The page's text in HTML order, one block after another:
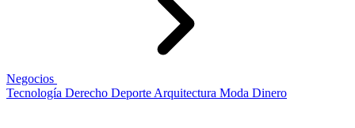
Negocios
Tecnología Derecho Deporte Arquitectura Moda Dinero